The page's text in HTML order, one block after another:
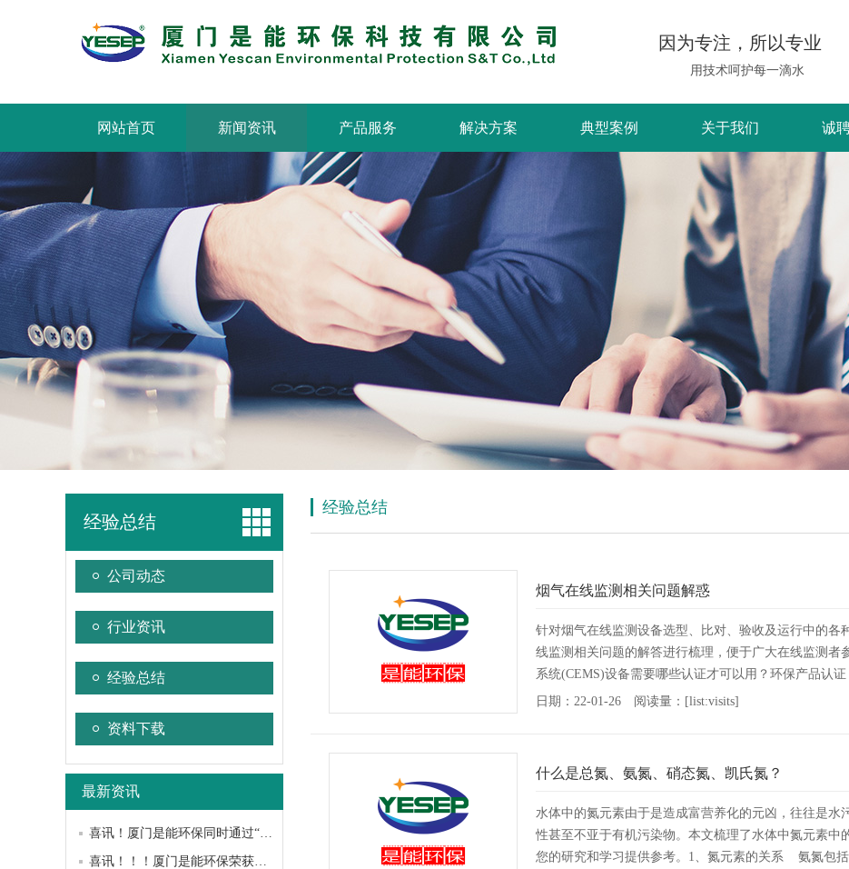
因为专注，所以专业
用技术呵护每一滴水
网站首页 新闻资讯 产品服务 解决方案 典型案例 关于我们 诚
经验总结
公司动态
行业资讯
经验总结
资料下载
最新资讯
喜讯！厦门是能环保同时通过“国家高新技术”、“厦门市高新技术”企业认定
喜讯！！！厦门是能环保荣获厦门市“专精特新”中小企业
经验总结
烟气在线监测相关问题解惑
针对烟气在线监测设备选型、比对、验收及运行中的
线监测相关问题的解答进行梳理，便于广大在线监测
系统(CEMS)设备需要哪些认证才可以用？环保产品认证
日期：22-01-26 阅读量：[list:visits]
什么是总氮、氨氮、硝态氮、凯氏氮？
水体中的氮元素由于是造成富营养化的元凶，往往是
性甚至不亚于有机污染物。本文梳理了水体中氮元素
您的研究和学习提供参考。1、氮元素的关系 氨氮包括